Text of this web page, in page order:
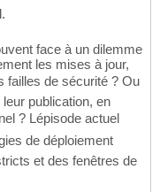
face à un dilemme
les mises à jour,
failles de sécurité ? Ou
publication, en
? Lépisode actuel
de déploiement
et des fenêtres de